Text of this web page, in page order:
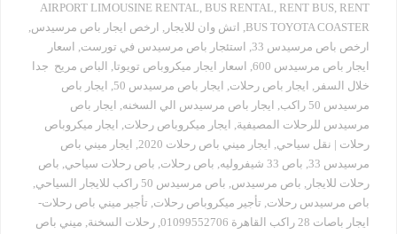
AIRPORT LIMOUSINE RENTAL, BUS RENTAL, RENT BUS, RENT
BUS TOYOTA COASTER
, اتش وان للايجار , ارخص ايجار باص مرسيدس,
ارخص باص مرسيدس 33
, استئجار باص مرسيدس في تورست, اسعار
ايجار باص مرسيدس 600
, اسعار ايجار ميكروباص تويوتا, الباص مريح جدا
خلال السفر , ايجار باص رحلات, ايجار باص مرسيدس 50 , ايجار باص
مرسيدس 50 راكب
, ايجار باص مرسيدس الي السخنه, ايجار باص
مرسيدس للرحلات المصيفية, ايجار ميكروباص رحلات, ايجار ميكروباص
رحلات | نقل سياحي, ايجار ميني باص رحلات 2020 , ايجار ميني باص
مرسيدس 33
, باص 33 شيفروليه , باص رحلات, باص رحلات سياحي, باص
رحلات للايجار , باص مرسيدس, باص مرسيدس 50 راكب للايجار السياحي
,
باص مرسيدس رحلات, تأجير ميكروباص رحلات, تأجير ميني باص رحلات-
ايجار باصات 28 راكب القاهرة 01099552706
, رحلات السخنة, ميني باص